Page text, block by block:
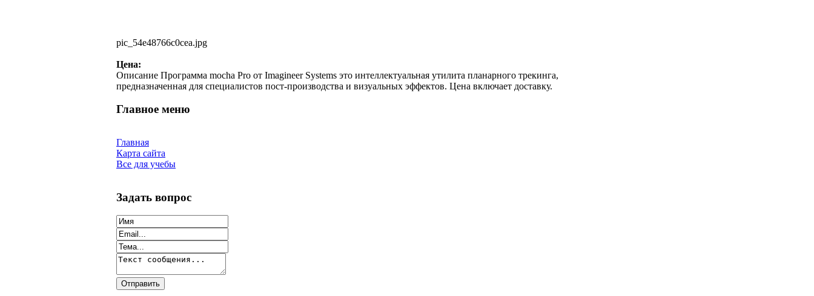
pic_54e48766c0cea.jpg
Цена:
Описание Программа mocha Pro от Imagineer Systems это интеллектуальная утилита планарного трекинга,
предназначенная для специалистов пост-производства и визуальных эффектов. Цена включает доставку.
Главное меню
Главная
Карта сайта
Все для учебы
Задать вопрос